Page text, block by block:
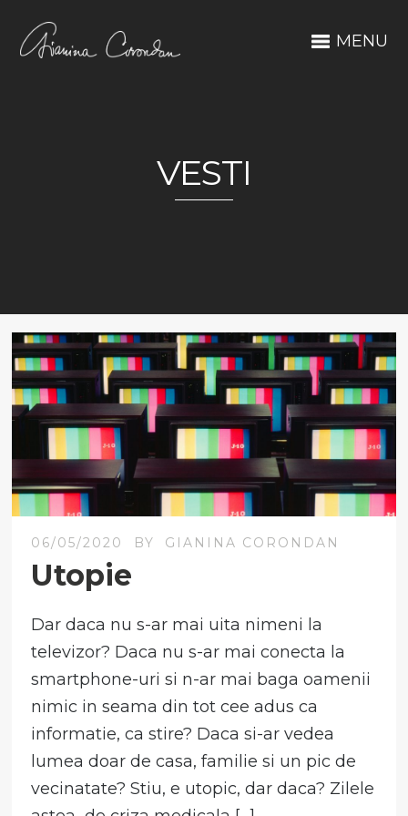
MENU
VESTI
06/05/2020 BY GIANINA CORONDAN
Utopie
Dar daca nu s-ar mai uita nimeni la
televizor? Daca nu s-ar mai conecta la
smartphone-uri si n-ar mai baga oamenii
nimic in seama din tot cee adus ca
informatie, ca stire? Daca si-ar vedea
lumea doar de casa, familie si un pic de
vecinatate? Stiu, e utopic, dar daca? Zilele